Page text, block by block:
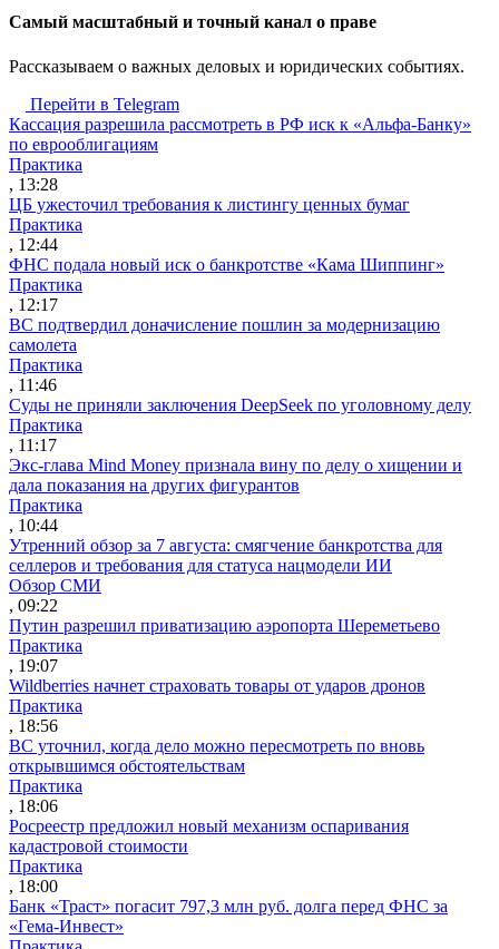
Cамый масштабный и точный канал о праве
Рассказываем о важных деловых и юридических событиях.
Перейти в Telegram
Кассация разрешила рассмотреть в РФ иск к «Альфа-Банку»
по еврооблигациям
Практика
, 13:28
ЦБ ужесточил требования к листингу ценных бумаг
Практика
, 12:44
ФНС подала новый иск о банкротстве «Кама Шиппинг»
Практика
, 12:17
ВС подтвердил доначисление пошлин за модернизацию
самолета
Практика
, 11:46
Суды не приняли заключения DeepSeek по уголовному делу
Практика
, 11:17
Экс-глава Mind Money признала вину по делу о хищении и
дала показания на других фигурантов
Практика
, 10:44
Утренний обзор за 7 августа: смягчение банкротства для
селлеров и требования для статуса нацмодели ИИ
Обзор СМИ
, 09:22
Путин разрешил приватизацию аэропорта Шереметьево
Практика
, 19:07
Wildberries начнет страховать товары от ударов дронов
Практика
, 18:56
ВС уточнил, когда дело можно пересмотреть по вновь
открывшимся обстоятельствам
Практика
, 18:06
Росреестр предложил новый механизм оспаривания
кадастровой стоимости
Практика
, 18:00
Банк «Траст» погасит 797,3 млн руб. долга перед ФНС за
«Гема-Инвест»